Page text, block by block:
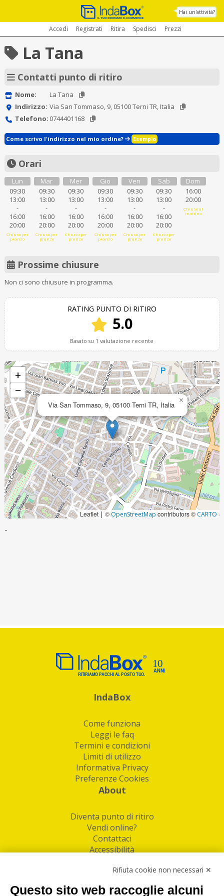
Hai un'attività?
Accedi Registrati Ritira Spedisci Prezzi
La Tana
Contatti punto di ritiro
Nome:
La Tana
Indirizzo: Via San Tommaso, 9, 05100 Terni TR, Italia
Telefono: 0744401168
Come scrivo l'indirizzo nel mio ordine? Esempio
Orari
Lun
09:30
13:00
-
16:00
20:00
Chiuso per
pranzo
Mar
09:30
13:00
-
16:00
20:00
Chiuso per
pranzo
Mer
09:30
13:00
-
16:00
20:00
Chiuso per
pranzo
Gio
09:30
13:00
-
16:00
20:00
Chiuso per
pranzo
Ven
09:30
13:00
-
16:00
20:00
Chiuso per
pranzo
Sab
09:30
13:00
-
16:00
20:00
Chiuso per
pranzo
Dom
16:00
20:00
Chiuso al
mattino
Prossime chiusure
Non ci sono chiusure in programma.
RATING PUNTO DI RITIRO
5.0
Basato su 1 valutazione recente
Via San Tommaso, 9, 05100 Terni TR, Italia ×
+
−
Leaflet | ©OpenStreetMap contributors © CARTO
-
IndaBox
Come funziona
Leggi le faq
Termini e condizioni
Limiti di utilizzo
Informativa Privacy
Preferenze Cookies
About
Diventa punto di ritiro
Vendi online?
Contattaci
Accessibilità
Facebook
Rifiuta cookie non necessari ✕
Questo sito web raccoglie alcuni